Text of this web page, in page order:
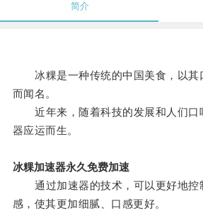
简介
冰粿是一种传统的中国美食，以其
而闻名。
近年来，随着科技的发展和人们口
器应运而生。
冰粿加速器永久免费加速
通过加速器的技术，可以更好地控
感，使其更加细腻、口感更好。